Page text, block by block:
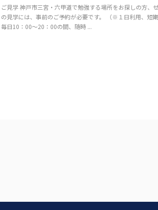
ご見学 神戸市三宮・六甲道で勉強する場所をお探しの方、
の見学には、事前のご予約が必要です。 （※１日利用、短
毎日10：00～20：00の間、随時 ...